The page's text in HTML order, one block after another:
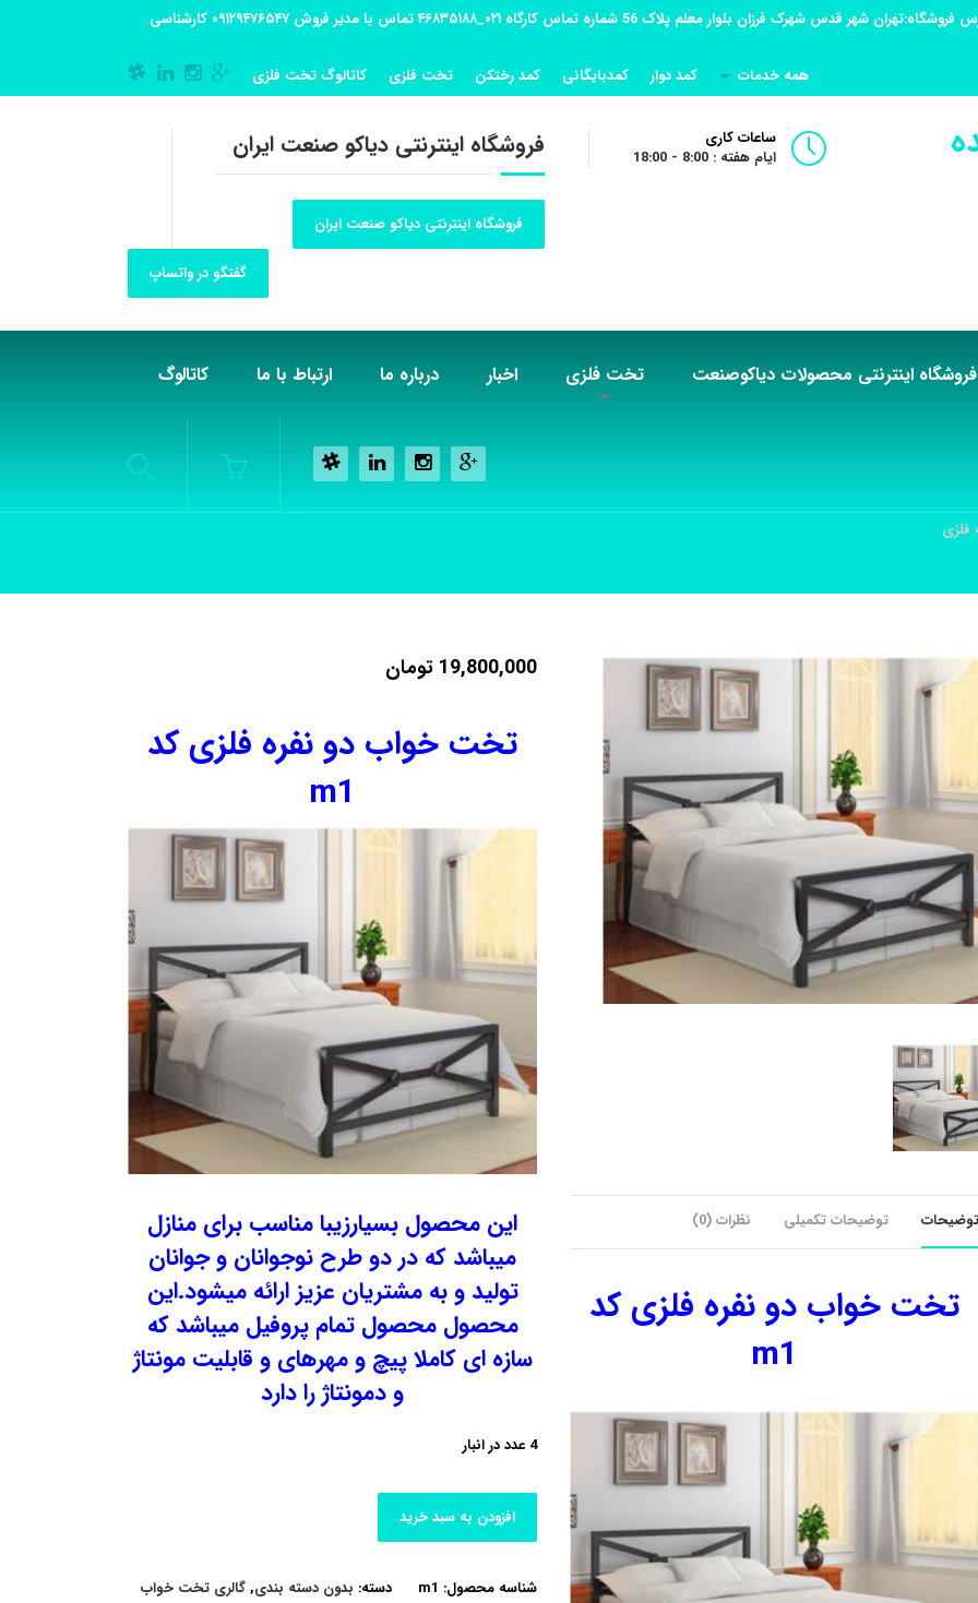
آدرس کارگاه تولیدی: تهران-شهریار کوی گلستان پلاک 55 آدرس فروشگاه:تهران شهر قدس شهرک فرزان بلوار معلم پلاک 56 شماره تماس کارگاه ۰۲۱_۴۶۸۳۵۱۸۸ تماس با مدیر فروش ۰۹۱۲۹۴۷۶۵۴۷ کارشناسی
همه خدمات
کمد دوار کمدبایگانی کمد رختکن تخت فلزی کاتالوگ تخت فلزی
ساعات کاری
ایام هفته : 8:00 - 18:00
فروشگاه اینترنتی دیاکو صنعت ایران
فروشگاه اینترنتی دیاکو صنعت ایران
گفتگو در واتساپ
فروشگاه اینترنتی محصولات دیاکوصنعت تخت فلزی اخبار درباره ما ارتباط با ما کاتالوگ
19,800,000 تومان
تخت خواب دو نفره فلزی کد
m1
این محصول بسیارزیبا مناسب برای منازل
میباشد که در دو طرح نوجوانان و جوانان
تولید و به مشتریان عزیز ارائه میشود.این
محصول محصول تمام پروفیل میباشد که
سازه ای کاملا پیچ و مهرهای و قابلیت مونتاژ
و دمونتاژ را دارد
4 عدد در انبار
افزودن به سبد خرید
شناسه محصول: m1 دسته: بدون دسته بندی,گالری تخت خواب
توضیحات توضیحات تکمیلی نظرات (0)
تخت خواب دو نفره فلزی کد
m1